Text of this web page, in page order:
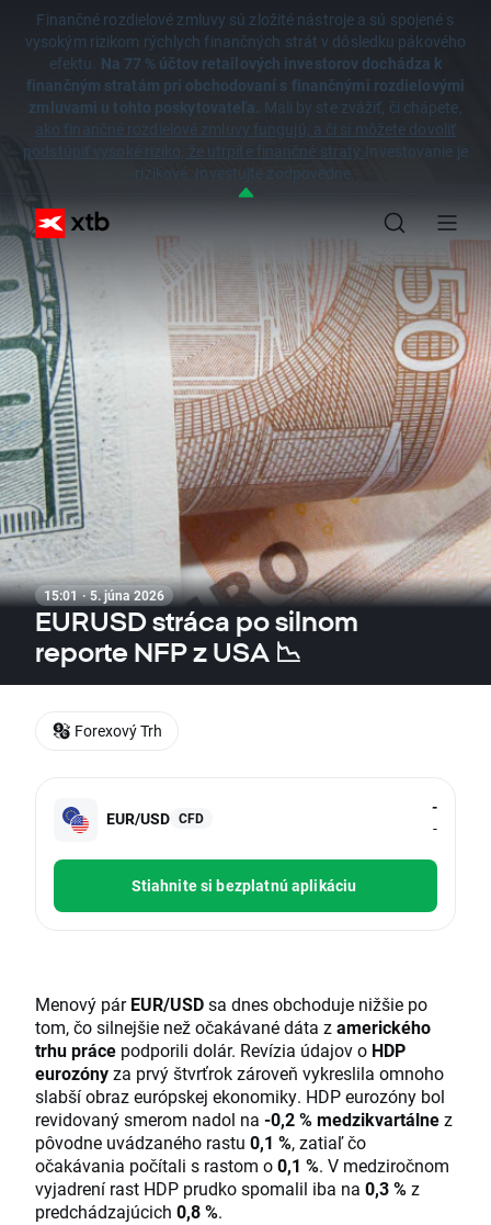
Finančné rozdielové zmluvy sú zložité nástroje a sú spojené s
vysokým rizikom rýchlych finančných strát v dôsledku pákového
efektu. Na 77 % účtov retailových investorov dochádza k
finančným stratám pri obchodovaní s finančnými rozdielovými
zmluvami u tohto poskytovateľa. Mali by ste zvážiť, či chápete,
ako finančné rozdielové zmluvy fungujú, a či si môžete dovoliť
podstúpiť vysoké riziko, že utrpíte finančné straty.Investovanie je
rizikové. Investujte zodpovedne.
15:01 · 5. júna 2026
EURUSD stráca po silnom
reporte NFP z USA 📉
EUR/USD CFD
-
-
Stiahnite si bezplatnú aplikáciu
Menový párEUR/USDsa dnes obchoduje nižšie po
tom, čo silnejšie než očakávané dáta zamerického
trhu práce podporili dolár. Revízia údajov o HDP
eurozónyza prvý štvrťrok zároveň vykreslila omnoho
slabší obraz európskej ekonomiky. HDP eurozóny bol
revidovaný smerom nadol na -0,2 % medzikvartálnez
pôvodne uvádzaného rastu 0,1 %, zatiaľ čo
očakávania počítali s rastom o0,1 %. V medziročnom
vyjadrení rast HDP prudko spomalil iba na 0,3 %z
predchádzajúcich 0,8 %.
Forexový Trh